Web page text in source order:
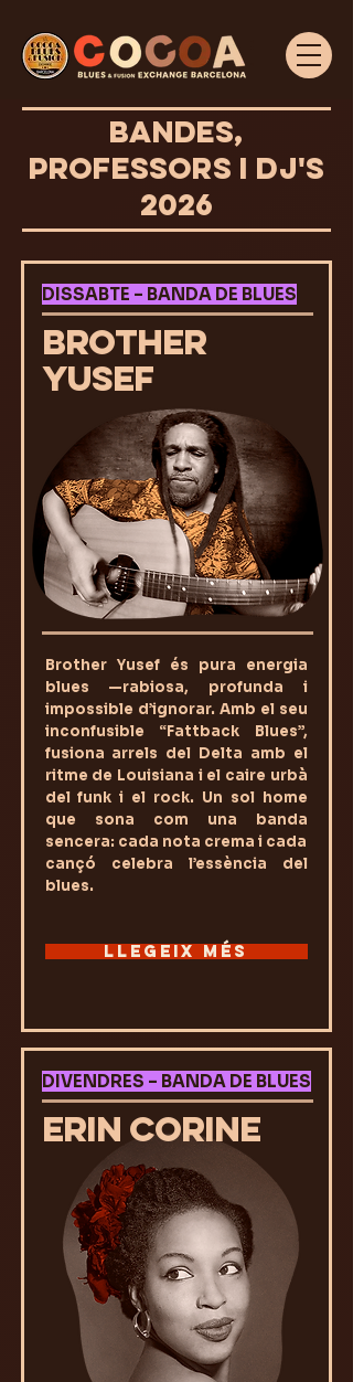
BANDES,
PROFESSORS I DJ'S
2026
DISSABTE – BANDA DE BLUES
BROTHER
YUSEF
Brother Yusef és pura energia
blues —rabiosa, profunda i
impossible d’ignorar. Amb el seu
inconfusible “Fattback Blues”,
fusiona arrels del Delta amb el
ritme de Louisiana i el caire urbà
del funk i el rock. Un sol home
que sona com una banda
sencera: cada nota crema i cada
cançó celebra l’essència del
blues.
LLEGEIX MÉS
DIVENDRES – BANDA DE BLUES
ERIN CORINE